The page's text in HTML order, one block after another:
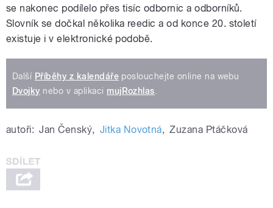
se nakonec podílelo přes tisíc odbornic a odborníků.
Slovník se dočkal několika reedic a od konce 20. století
existuje i v elektronické podobě.
Další Příběhy z kalendáře poslouchejte online na webu
Dvojky nebo v aplikaci mujRozhlas.
autoři: Jan Čenský, Jitka Novotná, Zuzana Ptáčková